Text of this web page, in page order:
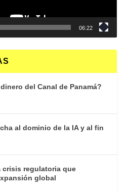
06:22
del Canal de Panamá?
al dominio de la IA y al fin
crisis regulatoria que
global